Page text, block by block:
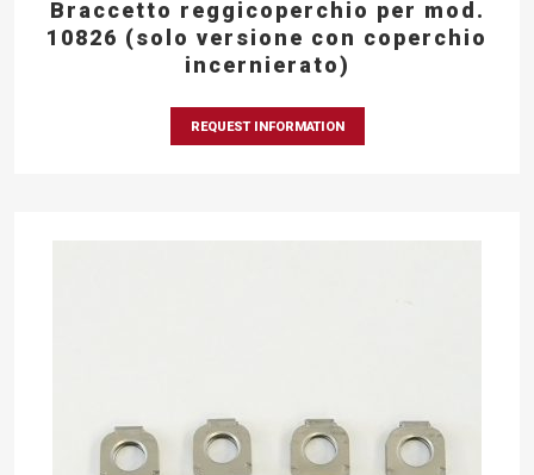
Braccetto reggicoperchio per mod.
10826 (solo versione con coperchio
incernierato)
REQUEST INFORMATION